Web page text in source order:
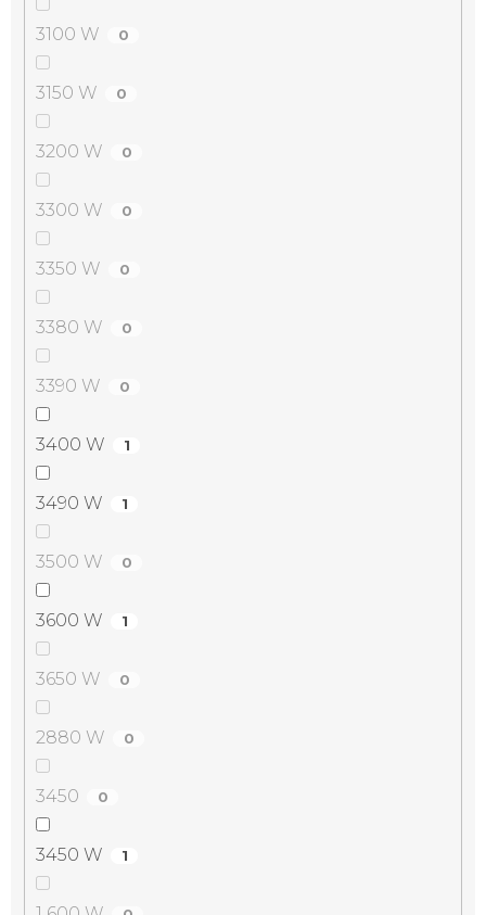
3100 W 0
3150 W 0
3200 W 0
3300 W 0
3350 W 0
3380 W 0
3390 W 0
3400 W 1
3490 W 1
3500 W 0
3600 W 1
3650 W 0
2880 W 0
3450 0
3450 W 1